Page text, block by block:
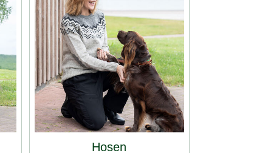
Hosen